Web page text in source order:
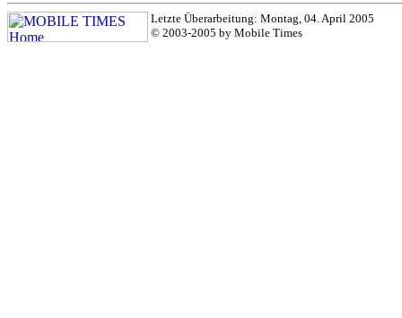
Letzte Überarbeitung: Montag, 04. April 2005
© 2003-2005 by Mobile Times